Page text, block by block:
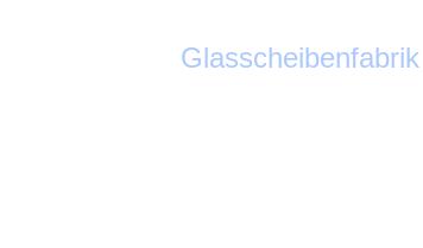
Glasscheibenfabrik